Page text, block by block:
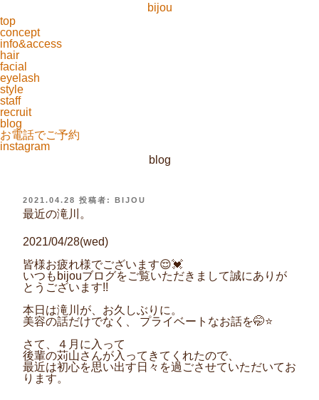
bijou
top
concept
info&access
hair
facial
eyelash
style
staff
recruit
blog
お電話でご予約
instagram
blog
投
稿
日:
2021.04.28 投稿者: BIJOU
最近の滝川。
2021/04/28(wed)
皆様お疲れ様でございます😌💓
いつもbijouブログをご覧いただきまして誠にありが
とうございます!!
本日は滝川が、お久しぶりに。
美容の話だけでなく、 プライベートなお話を🤭⭐
さて、４月に入って
後輩の苅山さんが入ってきてくれたので、
最近は初心を思い出す日々を過ごさせていただいてお
ります。